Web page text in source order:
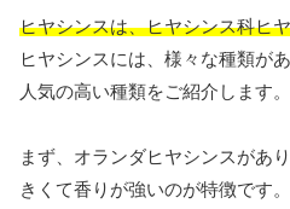
ヒヤシンスは、ヒヤシンス科ヒ
ヒヤシンスには、様々な種類が
人気の高い種類をご紹介します。
まず、オランダヒヤシンスがあ
きくて香りが強いのが特徴です